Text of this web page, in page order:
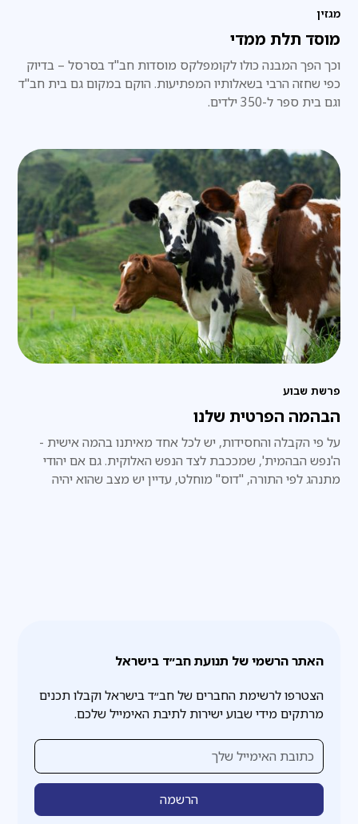
מגזין
מוסד תלת ממדי
וכך הפך המבנה כולו לקומפלקס מוסדות חב"ד בסרסל – בדיוק
כפי שחזה הרבי בשאלותיו המפתיעות. הוקם במקום גם בית חב"ד
וגם בית ספר ל-350 ילדים.
פרשת שבוע
הבהמה הפרטית שלנו
על פי הקבלה והחסידות, יש לכל אחד מאיתנו בהמה אישית -
ה'נפש הבהמית', שמככבת לצד הנפש האלוקית. גם אם יהודי
מתנהג לפי התורה, "דוס" מוחלט, עדיין יש מצב שהוא יהיה
האתר הרשמי של תנועת חב״ד בישראל
הצטרפו לרשימת החברים של חב״ד בישראל וקבלו תכנים
מרתקים מידי שבוע ישירות לתיבת האימייל שלכם.